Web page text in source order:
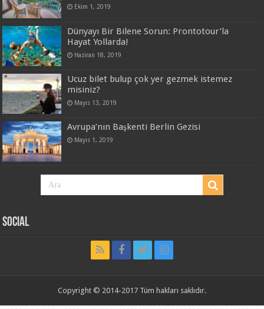
Ekim 1, 2019
Dünyayı Bir Bilene Sorun: Prontotour’la
Hayat Yollarda!
Haziran 18, 2019
Ucuz bilet bulup çok yer gezmek istemez
misiniz?
Mayıs 13, 2019
Avrupa’nın Başkenti Berlin Gezisi
Mayıs 1, 2019
Social
Copyright © 2014-2017 Tüm hakları saklıdır.